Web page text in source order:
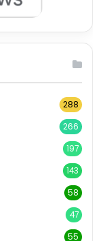
288
266
197
143
58
47
55